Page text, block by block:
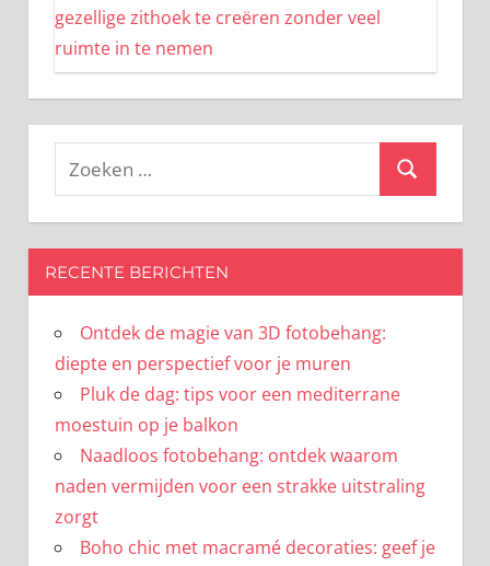
gezellige zithoek te creëren zonder veel
ruimte in te nemen
Zoeken
Zoeken
RECENTE BERICHTEN
Ontdek de magie van 3D fotobehang:
diepte en perspectief voor je muren
Pluk de dag: tips voor een mediterrane
moestuin op je balkon
Naadloos fotobehang: ontdek waarom
naden vermijden voor een strakke uitstraling
zorgt
Boho chic met macramé decoraties: geef je